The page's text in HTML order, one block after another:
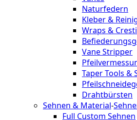
Naturfedern
Kleber &
Wraps &
Vane Stripper
Taper Tools &
Drahtbürsten
Sehnen & Material-
Full Custom Sehnen